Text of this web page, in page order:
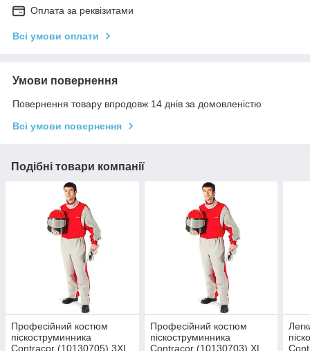
Оплата за реквізитами
Всі умови оплати
Умови повернення
Повернення товару впродовж 14 днів за домовленістю
Всі умови повернення
Подібні товари компанії
Професійний костюм
піскоструминника
Contracor (10130705) 3XL
Професійний костюм
піскоструминника
Contracor (10130703) XL